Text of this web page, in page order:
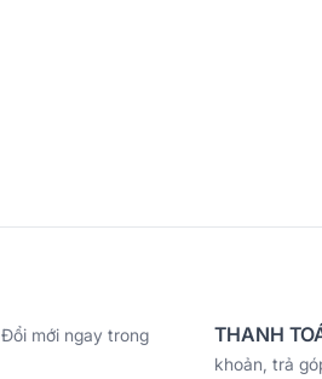
Đổi mới ngay trong
THANH
khoản, trả